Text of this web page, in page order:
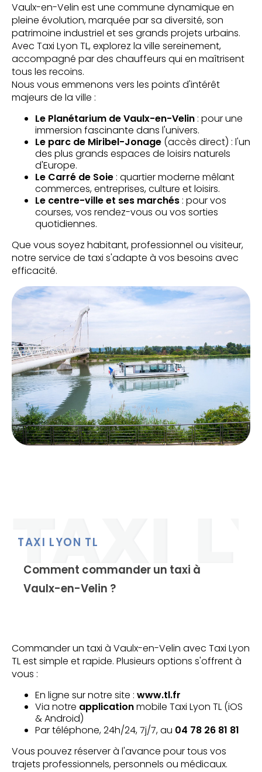
Vaulx-en-Velin est une commune dynamique en
pleine évolution, marquée par sa diversité, son
patrimoine industriel et ses grands projets urbains.
Avec Taxi Lyon TL, explorez la ville sereinement,
accompagné par des chauffeurs qui en maîtrisent
tous les recoins.
Nous vous emmenons vers les points d'intérêt
majeurs de la ville :
Le Planétarium de Vaulx-en-Velin : pour une
immersion fascinante dans l'univers.
Le parc de Miribel-Jonage (accès direct) : l'un
des plus grands espaces de loisirs naturels
d'Europe.
Le Carré de Soie : quartier moderne mêlant
commerces, entreprises, culture et loisirs.
Le centre-ville et ses marchés : pour vos
courses, vos rendez-vous ou vos sorties
quotidiennes.
Que vous soyez habitant, professionnel ou visiteur,
notre service de taxi s'adapte à vos besoins avec
efficacité.
TAXI LYON TL
Comment commander un taxi à
Vaulx-en-Velin ?
Commander un taxi à Vaulx-en-Velin avec Taxi Lyon
TL est simple et rapide. Plusieurs options s'offrent à
vous :
En ligne sur notre site : www.tl.fr
Via notre applicationmobile Taxi Lyon TL (iOS
& Android)
Par téléphone, 24h/24, 7j/7, au 04 78 26 81 81
Vous pouvez réserver à l'avance pour tous vos
trajets professionnels, personnels ou médicaux.